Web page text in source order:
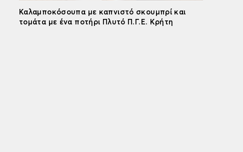
Καλαμποκόσουπα με καπνιστό σκουμπρί και
τομάτα με ένα ποτήρι Πλυτό Π.Γ.Ε. Κρήτη